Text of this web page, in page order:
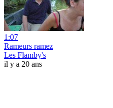
1:07
Rameurs ramez
Les Flamby's
il y a 20 ans